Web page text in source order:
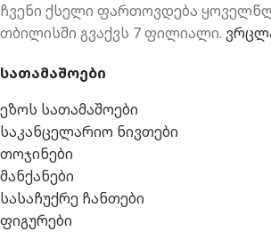
ჩვენი ქსელი ფართოვდება
თბილისში გვაქვს 7 ფილიალი.
სათამაშოები
ეზოს სათამაშოები
საკანცელარიო ნივთები
თოჯინები
მანქანები
სასაჩუქრე ჩანთები
ფიგურები